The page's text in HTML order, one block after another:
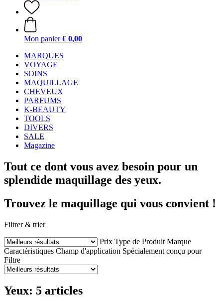
Mon panier € 0,00
MARQUES
VOYAGE
SOINS
MAQUILLAGE
CHEVEUX
PARFUMS
K-BEAUTY
TOOLS
DIVERS
SALE
Magazine
Tout ce dont vous avez besoin pour un
splendide maquillage des yeux.
Trouvez le maquillage qui vous convient !
Filtrer & trier
Prix Type de Produit Marque
Caractéristiques Champ d'application Spécialement conçu pour
Filtre
Yeux: 5 articles